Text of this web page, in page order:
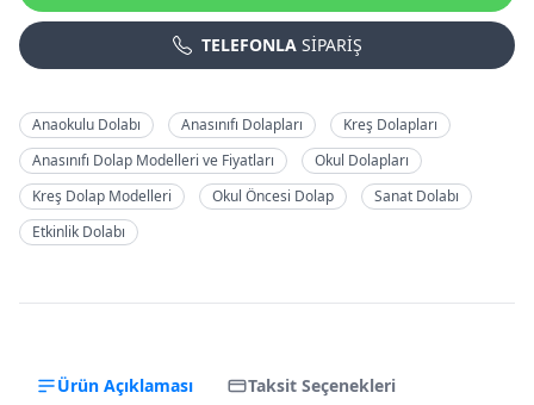
TELEFONLA SİPARİŞ
Anaokulu Dolabı Anasınıfı Dolapları
Kreş Dolapları
Anasınıfı Dolap Modelleri ve Fiyatları
Okul Dolapları
Kreş Dolap Modelleri
Okul Öncesi Dolap
Sanat Dolabı
Etkinlik Dolabı
Ürün Açıklaması Taksit Seçenekleri